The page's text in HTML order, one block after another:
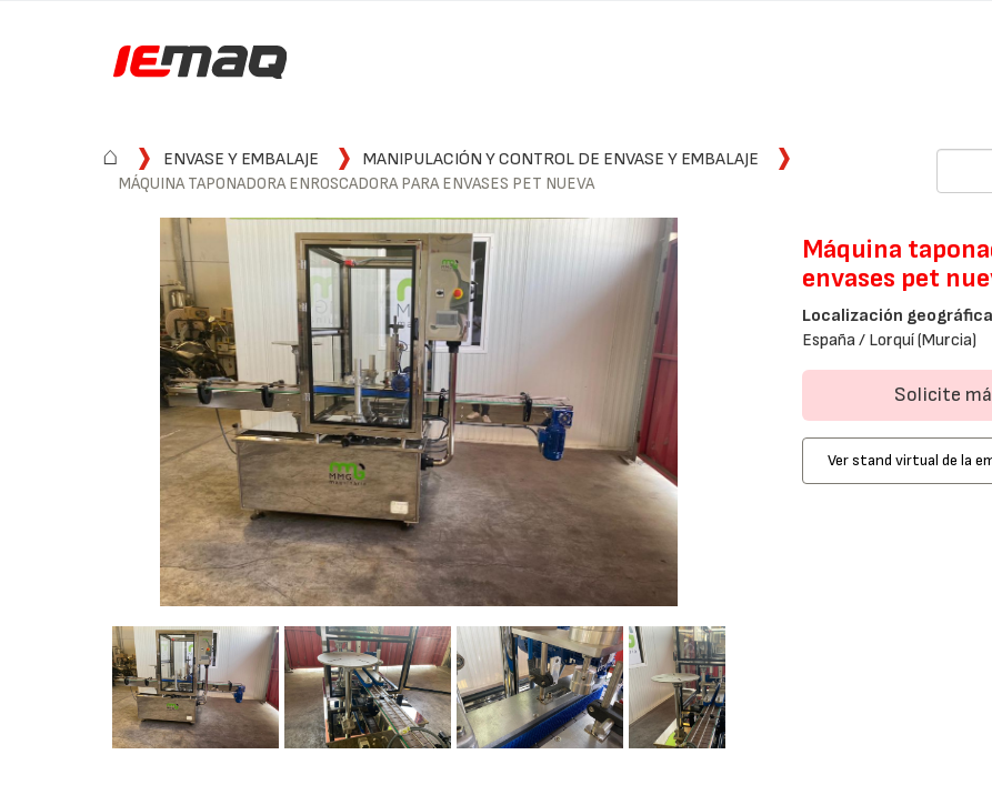
⌂ ENVASE Y EMBALAJE
MANIPULACIÓN Y CONTROL DE ENVASE Y EMBALAJE
MÁQUINA TAPONADORA ENROSCADORA PARA ENVASES PET NUEVA
Máquina
envases pet
Localización geográfica
España / Lorquí (Murcia)
Solicite
Ver stand virtual de la